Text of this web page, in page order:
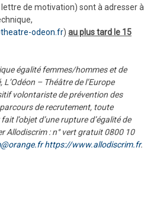
lettre de motivation) sont à adresser à
odeon.fr) au plus tard le 15
égalité femmes/hommes et de
– Théâtre de l’Europe
volontariste de prévention des
de recrutement, toute
l’objet d’une rupture d’égalité de
Allodiscrim : n° vert gratuit 0800 10
https://www.allodiscrim.fr.